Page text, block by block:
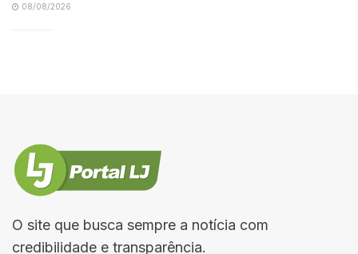
08/08/2026
O site que busca sempre a notícia com
credibilidade e transparência.